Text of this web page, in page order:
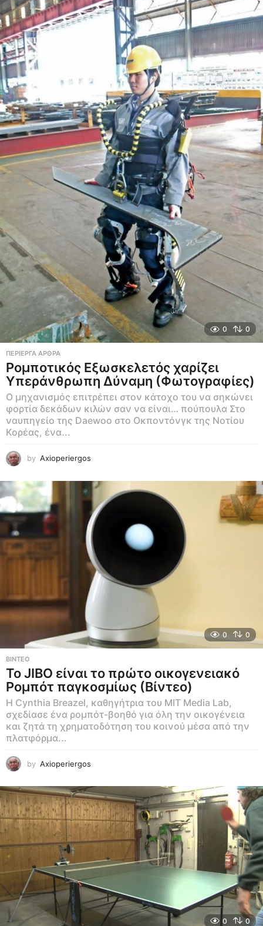
0 0
ΠΕΡΊΕΡΓΑ ΆΡΘΡΑ
Ρομποτικός Εξωσκελετός χαρίζει
Υπεράνθρωπη Δύναμη (Φωτογραφίες)
Ο μηχανισμός επιτρέπει στον κάτοχο του να σηκώνει
φορτία δεκάδων κιλών σαν να είναι… πούπουλα Στο
ναυπηγείο της Daewoo στο Οκποντόνγκ της Νοτίου
Κορέας, ένα...
by Axioperiergos
0 0
ΒΊΝΤΕΟ
To JIBO είναι το πρώτο οικογενειακό
Ρομπότ παγκοσμίως (Βίντεο)
Η Cynthia Breazel, καθηγήτρια του MIT Media Lab,
σχεδίασε ένα ρομπότ-βοηθό για όλη την οικογένεια
και ζητά τη χρηματοδότηση του κοινού μέσα από την
πλατφόρμα...
by Axioperiergos
0 0